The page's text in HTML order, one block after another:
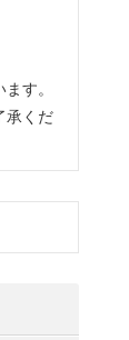
す。
承くだ